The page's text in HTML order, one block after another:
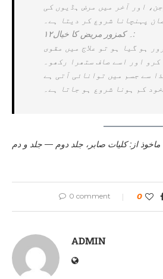
اور آخر میں مرض ہڈیوں کی
پہنچانا شروع کر دیتا ہے۔
۱۲۔ کمزور مریض کا خیال:
ہو گیا ہو تو علاج میں مقوی
اور اسے صاف ستھرا رکھو۔
سے جسم میں توانائی آتی ہے
کم ہونا شروع ہو جاتا ہے۔
ماخوذ از: کلیات صابر، جلد دوم — جلد و دم
0 comment 0
ADMIN